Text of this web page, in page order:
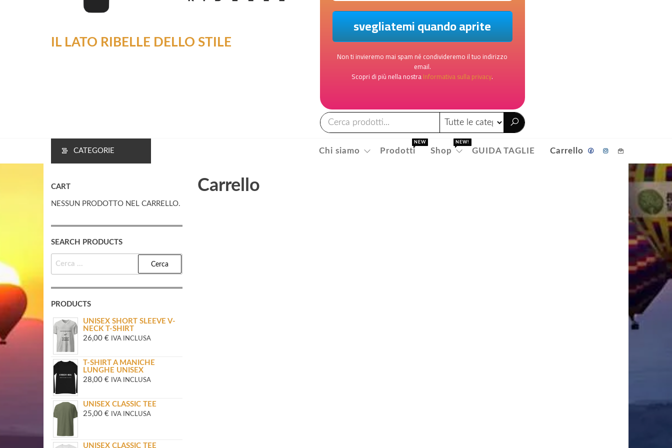
IL LATO RIBELLE DELLO STILE
Non ti invieremo mai spam né condivideremo il tuo indirizzo
email.
Scopri di più nella nostraInformativa sulla privacy.
CATEGORIE Chi siamo Prodotti
NEW
Shop
NEW!
GUIDA TAGLIE Carrello
Carrello
CART
NESSUN PRODOTTO NEL CARRELLO.
SEARCH PRODUCTS
RICERCA
PRODUCTS
UNISEX SHORT SLEEVE V-
NECK T-SHIRT
26,00 € IVA INCLUSA
T-SHIRT A MANICHE
LUNGHE UNISEX
28,00 € IVA INCLUSA
UNISEX CLASSIC TEE
25,00 € IVA INCLUSA
UNISEX CLASSIC TEE